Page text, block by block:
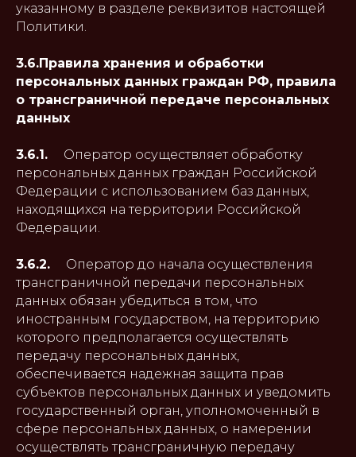
указанному в разделе реквизитов настоящей
Политики.
3.6.Правила хранения и обработки
персональных данных граждан РФ, правила
о трансграничной передаче персональных
данных
3.6.1. Оператор осуществляет обработку
персональных данных граждан Российской
Федерации с использованием баз данных,
находящихся на территории Российской
Федерации.
3.6.2. Оператор до начала осуществления
трансграничной передачи персональных
данных обязан убедиться в том, что
иностранным государством, на территорию
которого предполагается осуществлять
передачу персональных данных,
обеспечивается надежная защита прав
субъектов персональных данных и уведомить
государственный орган, уполномоченный в
сфере персональных данных, о намерении
осуществлять трансграничную передачу